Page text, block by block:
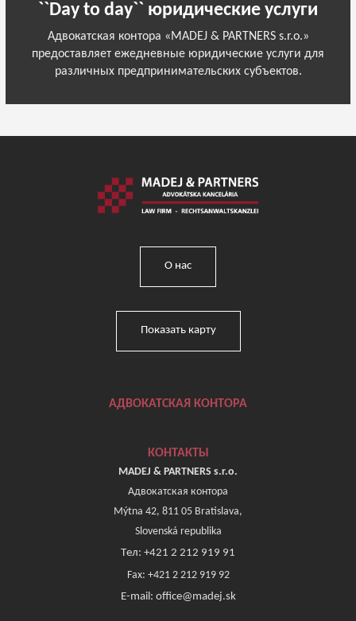
``Day to day`` юридические услуги
Адвокатская контора «MADEJ & PARTNERS s.r.o.»
предоставляет ежедневные юридические услуги для
различных предпринимательских субъектов.
О нас
Показать карту
АДВОКАТСКАЯ КОНТОРА
КОНТАКТЫ
MADEJ & PARTNERS s.r.o.
Адвокатская контора
Mýtna 42, 811 05 Bratislava,
Slovenská republika
Tел: +421 2 212 919 91
Fax: +421 2 212 919 92
E-mail: office@madej.sk